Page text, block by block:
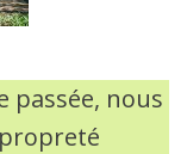
passée, nous